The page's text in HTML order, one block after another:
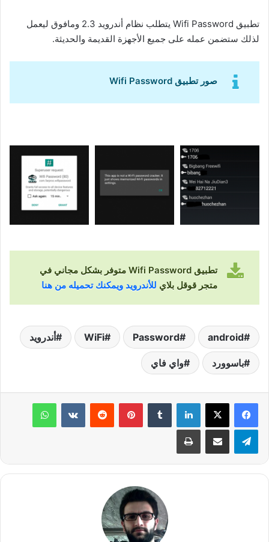
تطبيق Wifi Password يتطلب نظام أندرويد 2.3 ومافوق ليعمل
لذلك ستضمن عمله على جميع الأجهزة القديمة والحديثة.
صور تطبيق Wifi Password
تطبيق Wifi Password متوفر بشكل مجاني في
متجر قوقل بلاي للأندرويد ويمكنك تحميله من هنا
android
Password
WiFi أندرويد
باسوورد واي فاي
لينكدإن بينتيريست